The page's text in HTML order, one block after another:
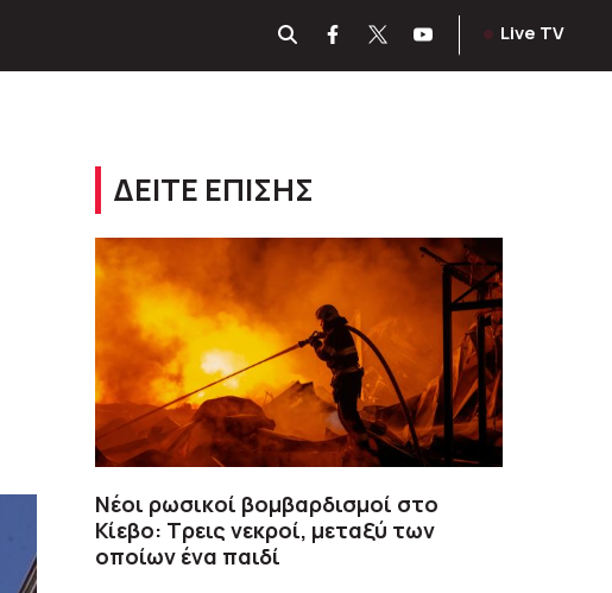
Live TV
ΔΕΙΤΕ ΕΠΙΣΗΣ
Νέοι ρωσικοί βομβαρδισμοί στο
Κίεβο: Τρεις νεκροί, μεταξύ των
οποίων ένα παιδί